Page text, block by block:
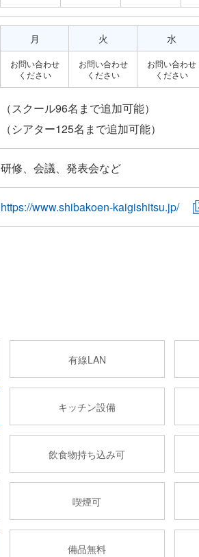
月
お問い合わせ
ください
火
お問い合わせ
ください
水
お問い合わせ
ください
（スクール96名まで追加可能）
研修、会議、発表会など
https://www.shibakoen-kaigishitsu.jp/
有線LAN
キッチン設備
飲食物持ち込み可
喫煙可
備品無料